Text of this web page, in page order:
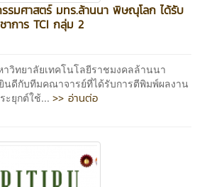
รมศาสตร์ มทร.ล้านนา พิษณุโลก ได้รับ
การ TCI กลุ่ม 2
วิทยาลัยเทคโนโลยีราชมงคลล้านนา
ดีกับทีมคณาจารย์ที่ได้รับการตีพิมพ์ผลงาน
ะยุกต์ใช้... >> อ่านต่อ